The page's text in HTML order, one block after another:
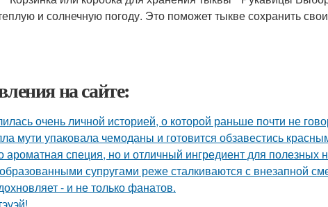
и солнечную погоду. Это поможет тыкве сохранить
на сайте:
очень личной историей, о которой раньше почти не
мути упаковала чемоданы и готовится обзавестись
ароматная специя, но и отличный ингредиент для полезных
супругами реже сталкиваются с внезапной
- и не только фанатов.